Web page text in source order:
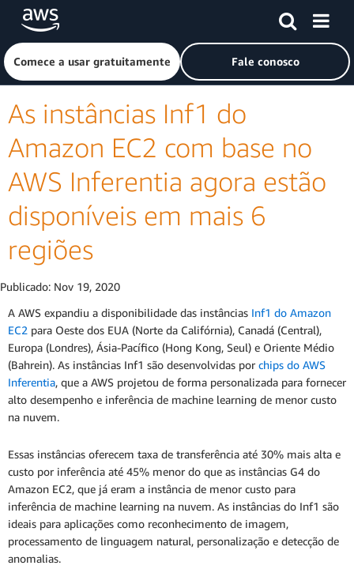
Pular para o conteúdo principal
Clique aqui para voltar à página inicial da Amazon Web
Comece a usar gratuitamente Fale conosco
As instâncias Inf1 do
Amazon EC2 com base no
AWS Inferentia agora estão
disponíveis em mais 6
regiões
Publicado: Nov 19, 2020
A AWS expandiu a disponibilidade das instâncias Inf1 do Amazon
EC2 para Oeste dos EUA (Norte da Califórnia), Canadá (Central),
Europa (Londres), Ásia-Pacífico (Hong Kong, Seul) e Oriente Médio
(Bahrein). As instâncias Inf1 são desenvolvidas por chips do AWS
Inferentia, que a AWS projetou de forma personalizada para fornecer
alto desempenho e inferência de machine learning de menor custo
na nuvem.
Essas instâncias oferecem taxa de transferência até 30% mais alta e
custo por inferência até 45% menor do que as instâncias G4 do
Amazon EC2, que já eram a instância de menor custo para
inferência de machine learning na nuvem. As instâncias do Inf1 são
ideais para aplicações como reconhecimento de imagem,
processamento de linguagem natural, personalização e detecção de
anomalias.